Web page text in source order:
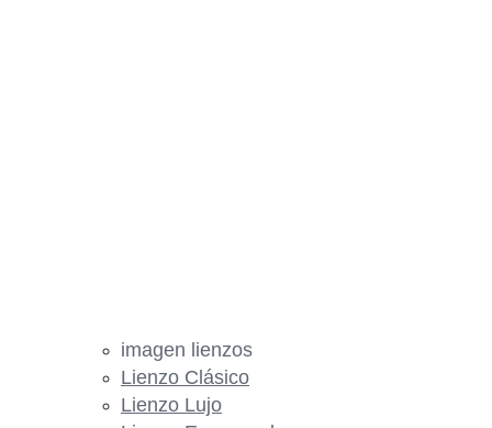
imagen lienzos
Lienzo Clásico
Lienzo Lujo